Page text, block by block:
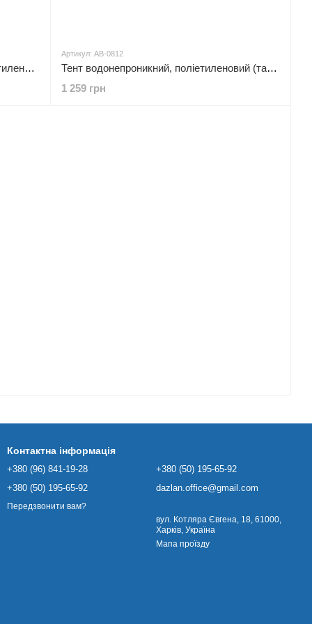
Тент 6*10 м, водонепроникний, поліетиленовий (тарпаулін), щільністю 65 г/м², з люверсами INTERTOOL AB-0610
Артикул: AB-0812
Тент водонепроникний, поліетиленовий (тарпаулін), щільність - 65 г/м², з люверсами, 8*12 м INTERTOOL AB-0812
1 259 грн
Контактна інформація
+380 (96) 841-19-28
+380 (50) 195-65-92
Передзвонити вам?
+380 (50) 195-65-92
dazlan.office@gmail.com
вул. Котляра Євгена, 18, 61000,
Харків, Україна
Мапа проїзду